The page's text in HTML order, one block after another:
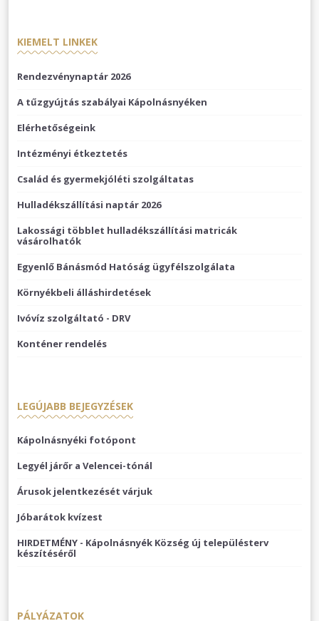
KIEMELT LINKEK
Rendezvénynaptár 2026
A tűzgyújtás szabályai Kápolnásnyéken
Elérhetőségeink
Intézményi étkeztetés
Család és gyermekjóléti szolgáltatas
Hulladékszállítási naptár 2026
Lakossági többlet hulladékszállítási matricák
vásárolhatók
Egyenlő Bánásmód Hatóság ügyfélszolgálata
Környékbeli álláshirdetések
Ivóvíz szolgáltató - DRV
Konténer rendelés
LEGÚJABB BEJEGYZÉSEK
Kápolnásnyéki fotópont
Legyél járőr a Velencei-tónál
Árusok jelentkezését várjuk
Jóbarátok kvízest
HIRDETMÉNY - Kápolnásnyék Község új településterv
készítéséről
PÁLYÁZATOK